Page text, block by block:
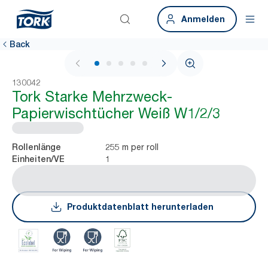
Anmelden
Back
1 / 5
130042
Tork Starke Mehrzweck-
Papierwischtücher Weiß W1/2/3
Rollenlänge 255 m per roll
Einheiten/VE 1
Produktdatenblatt herunterladen